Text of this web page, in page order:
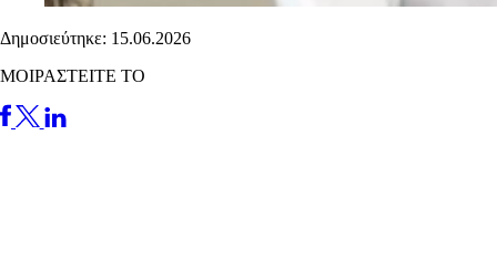
Δημοσιεύτηκε: 15.06.2026
ΜΟΙΡΑΣΤΕΙΤΕ ΤΟ